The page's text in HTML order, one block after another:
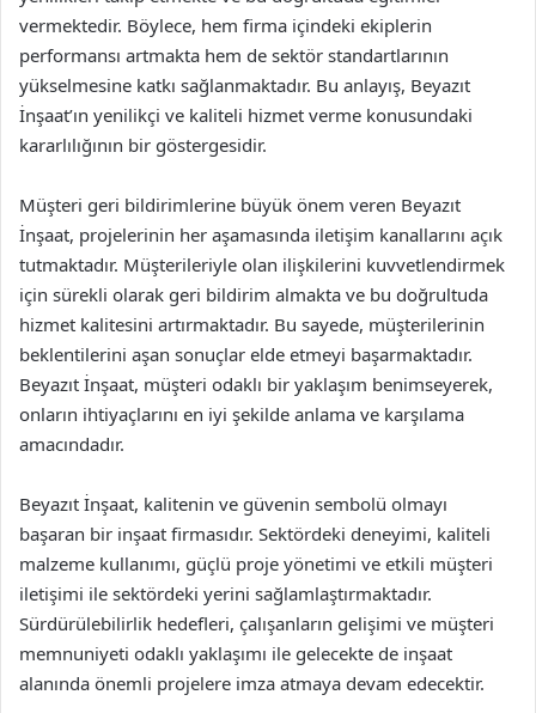
vermektedir. Böylece, hem firma içindeki ekiplerin
performansı artmakta hem de sektör standartlarının
yükselmesine katkı sağlanmaktadır. Bu anlayış, Beyazıt
İnşaat’ın yenilikçi ve kaliteli hizmet verme konusundaki
kararlılığının bir göstergesidir.
Müşteri geri bildirimlerine büyük önem veren Beyazıt
İnşaat, projelerinin her aşamasında iletişim kanallarını açık
tutmaktadır. Müşterileriyle olan ilişkilerini kuvvetlendirmek
için sürekli olarak geri bildirim almakta ve bu doğrultuda
hizmet kalitesini artırmaktadır. Bu sayede, müşterilerinin
beklentilerini aşan sonuçlar elde etmeyi başarmaktadır.
Beyazıt İnşaat, müşteri odaklı bir yaklaşım benimseyerek,
onların ihtiyaçlarını en iyi şekilde anlama ve karşılama
amacındadır.
Beyazıt İnşaat, kalitenin ve güvenin sembolü olmayı
başaran bir inşaat firmasıdır. Sektördeki deneyimi, kaliteli
malzeme kullanımı, güçlü proje yönetimi ve etkili müşteri
iletişimi ile sektördeki yerini sağlamlaştırmaktadır.
Sürdürülebilirlik hedefleri, çalışanların gelişimi ve müşteri
memnuniyeti odaklı yaklaşımı ile gelecekte de inşaat
alanında önemli projelere imza atmaya devam edecektir.